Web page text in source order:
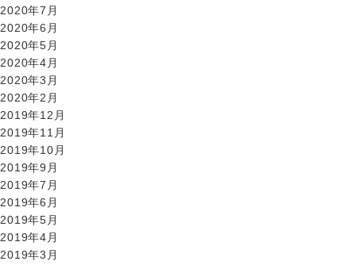
2020年7月
2020年6月
2020年5月
2020年4月
2020年3月
2020年2月
2019年12月
2019年11月
2019年10月
2019年9月
2019年7月
2019年6月
2019年5月
2019年4月
2019年3月